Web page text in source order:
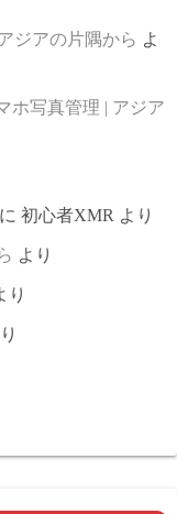
ジアの片隅から よ
ホ写真管理 | アジア
に 初心者XMR より
より
り